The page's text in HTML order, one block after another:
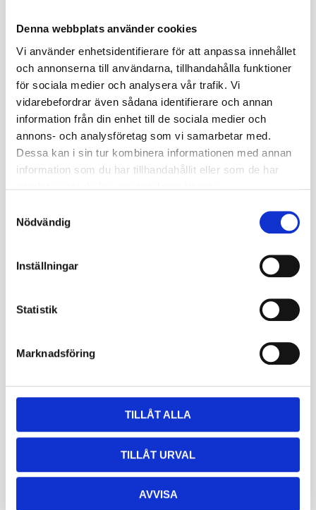
Denna webbplats använder cookies
Vi använder enhetsidentifierare för att anpassa innehållet
och annonserna till användarna, tillhandahålla funktioner
för sociala medier och analysera vår trafik. Vi
vidarebefordrar även sådana identifierare och annan
information från din enhet till de sociala medier och
annons- och analysföretag som vi samarbetar med.
Dessa kan i sin tur kombinera informationen med annan
information som du har tillhandahållit eller som de har
Nödvändig
Inställningar
Statistik
Marknadsföring
TILLÅT ALLA
TILLÅT URVAL
AVVISA
Köp SPEEDWAYS GRIPKING 16.9-30 hos Däckkraft –
för pålitligt grepp och stabil drift i lantbruket.
OBS: Produkten avser ett däck (1 st). Fälg ingår ej.
Kontrollera passform:Säkerställ att dimension,
belastning, hastighet, fälgbredd och lufttryck
överensstämmer med din applikation.
✓ Bra grepp i jord och lantbruksmiljö
✓ Slitstark konstruktion med god motståndskraft mot
✓ Stabil gång vid både fältarbete och transport
✓ Lång livslängd vid kontinuerlig belastning
✓ Traktorer i lantbruk
✓ Harvning och fältarbete
✓ Transport mellan gård och fält
✓ Applikationer där dimension och specifikation
Teknisk information